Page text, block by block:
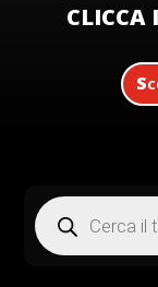
CLICCA
Products
search